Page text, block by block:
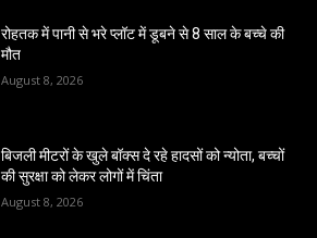
रोहतक में पानी से भरे प्लॉट में डूबने से 8 साल के बच्चे की
मौत
August 8, 2026
बिजली मीटरों के खुले बॉक्स दे रहे हादसों को न्योता, बच्चों
की सुरक्षा को लेकर लोगों में चिंता
August 8, 2026